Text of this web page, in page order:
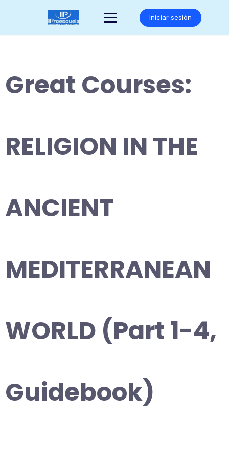
Iniciar sesión
Great Courses:
RELIGION IN THE
ANCIENT
MEDITERRANEAN
WORLD (Part 1-4,
Guidebook)